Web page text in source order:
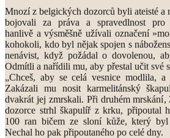
Mnozí z belgických dozorců byli ateisté a
bojovali za práva a spravedlnost pro
hanlivě a výsměšně užívali označení
kohokoli, kdo byl nějak spojen s
nenávist, když požádal o dovolenou,
Odmítli a nařídili mu, aby přestal učit své
„Chceš, aby se celá vesnice modlila, a
Zakázali mu nosit karmelitánský
dvakrát jej zmrskali. Při druhém
dozorce strhl škapulíř z krku, připoutal
100 ran bičem ze sloní kůže, který
Nechal ho pak připoutaného po celé dny.